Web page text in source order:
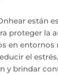
están
proteger la
en entornos
el
y brindar